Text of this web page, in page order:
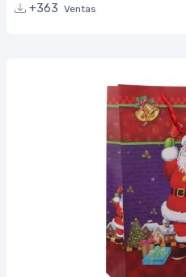
+363 Ventas